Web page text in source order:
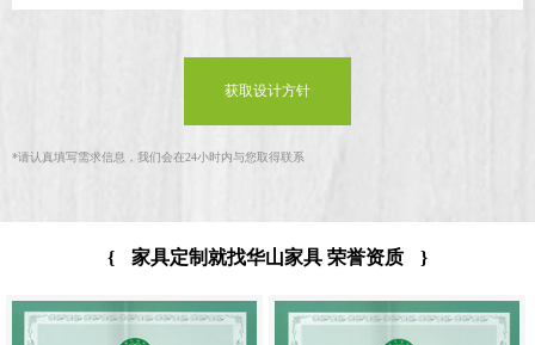
获取设计方针
*请认真填写需求信息，我们会在24小时内与您取得联系
{ 家具定制就找华山家具 荣誉资质 }